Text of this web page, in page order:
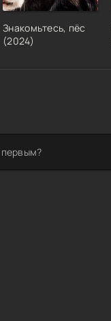
Знакомьтесь, пёс
(2024)